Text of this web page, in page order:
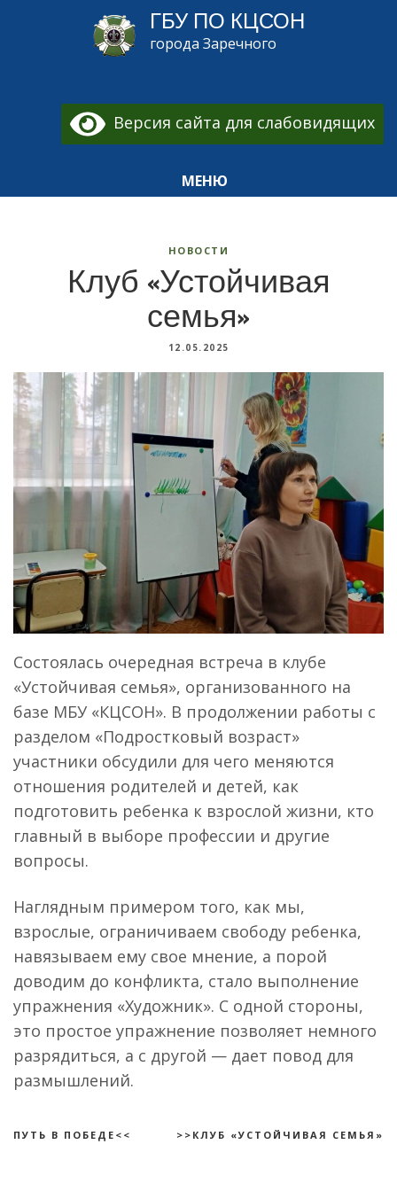
ГБУ ПО КЦСОН
города Заречного
Версия сайта для слабовидящих
МЕНЮ
НОВОСТИ
Клуб «Устойчивая
семья»
12.05.2025
Состоялась очередная встреча в клубе
«Устойчивая семья», организованного на
базе МБУ «КЦСОН». В продолжении работы с
разделом «Подростковый возраст»
участники обсудили для чего меняются
отношения родителей и детей, как
подготовить ребенка к взрослой жизни, кто
главный в выборе профессии и другие
вопросы.
Наглядным примером того, как мы,
взрослые, ограничиваем свободу ребенка,
навязываем ему свое мнение, а порой
доводим до конфликта, стало выполнение
упражнения «Художник». С одной стороны,
это простое упражнение позволяет немного
разрядиться, а с другой — дает повод для
размышлений.
ПУТЬ В ПОБЕДЕ<< >>КЛУБ «УСТОЙЧИВАЯ СЕМЬЯ»